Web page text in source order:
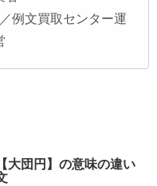
例文買取センター運
大団円】の意味の違い